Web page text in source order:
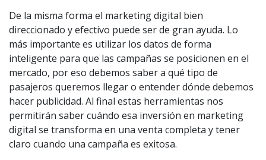
De la misma forma el marketing digital bien
direccionado y efectivo puede ser de gran ayuda. Lo
más importante es utilizar los datos de forma
inteligente para que las campañas se posicionen en el
mercado, por eso debemos saber a qué tipo de
pasajeros queremos llegar o entender dónde debemos
hacer publicidad. Al final estas herramientas nos
permitirán saber cuándo esa inversión en marketing
digital se transforma en una venta completa y tener
claro cuando una campaña es exitosa.